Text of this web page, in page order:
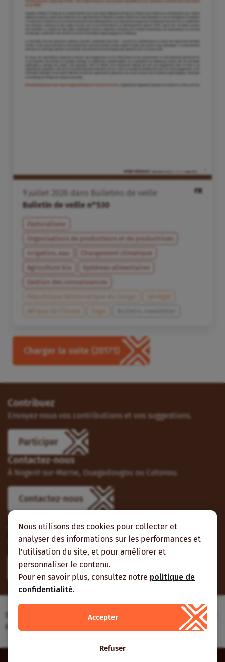
Nous utilisons des cookies pour collecter et
analyser des informations sur les performances et
l'utilisation du site, et pour améliorer et
personnaliser le contenu.
Pour en savoir plus, consultez notre politique de
confidentialité.
Accepter
Refuser
FR
juillet dans
Bulletins de veille
Bulletin de veille n°530
Pastoralisme
Organisations de producteurs et de productrices
Irrigation, eau
Changement climatique
Agriculture bio
Systèmes alimentaires
Gestion des connaissances
République Démocratique du Congo
Sénégal
Afrique de l’Ouest
Togo
Charger la suite (20171)
Contribuez
Envoyez-nous vos contributions et vos suggestions.
Participer
Contactez-nous
À Nogent-sur-Marne, Ouagadougou ou Cotonou.
Contactez-nous
Suivez-nous
Vous pouvez aussi vous abonner à nos flux RSS et nous
suivre sur les réseaux sociaux.
Site web réalisé avec le soutien de l’Agence
Française de Développement